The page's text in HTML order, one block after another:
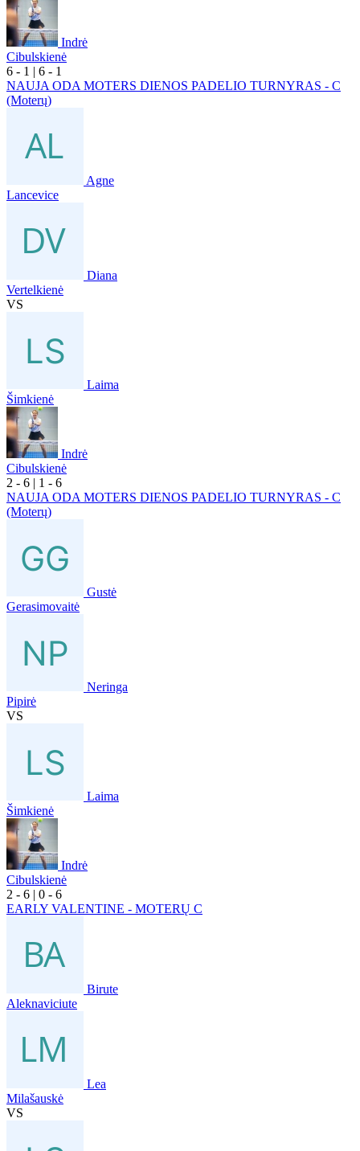
Indrė
Cibulskienė
6 - 1 | 6 - 1
NAUJA ODA MOTERS DIENOS PADELIO TURNYRAS - C
(Moterų)
Agne
Lancevice
Diana
Vertelkienė
VS
Laima
Šimkienė
Indrė
Cibulskienė
2 - 6 | 1 - 6
NAUJA ODA MOTERS DIENOS PADELIO TURNYRAS - C
(Moterų)
Gustė
Gerasimovaitė
Neringa
Pipirė
VS
Laima
Šimkienė
Indrė
Cibulskienė
2 - 6 | 0 - 6
EARLY VALENTINE - MOTERŲ C
Birute
Aleknaviciute
Lea
Milašauskė
VS